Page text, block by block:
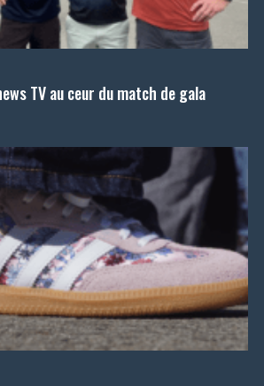
TV au ceur du match de gala